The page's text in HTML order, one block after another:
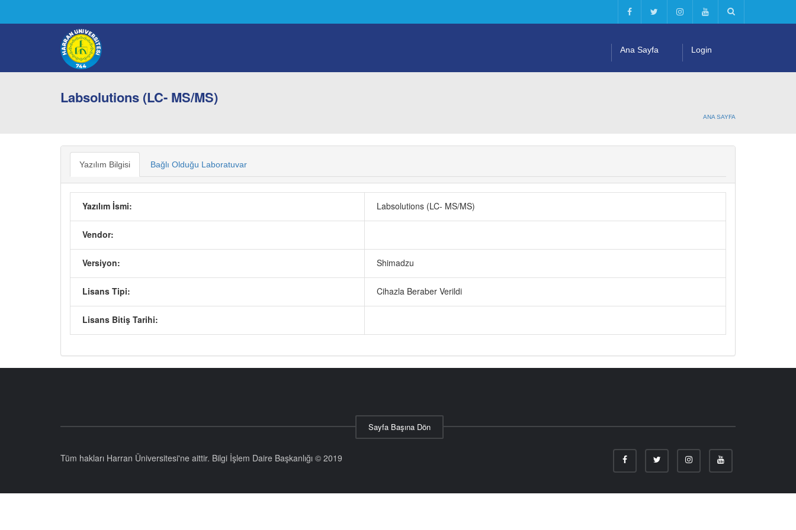
Ana Sayfa Login
Labsolutions (LC- MS/MS)
ANA SAYFA
Yazılım Bilgisi Bağlı Olduğu Laboratuvar
Yazılım İsmi: Labsolutions (LC- MS/MS)
Vendor:
Versiyon: Shimadzu
Lisans Tipi: Cihazla Beraber Verildi
Lisans Bitiş Tarihi:
Sayfa Başına Dön
Tüm hakları Harran Üniversitesi'ne aittir. Bilgi İşlem Daire Başkanlığı © 2019